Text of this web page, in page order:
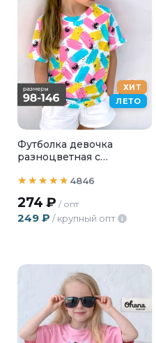
ХИТ
ЛЕТО
Футболка девочка
разноцветная с
4846
274 ₽ / опт
249 ₽ / крупный опт i